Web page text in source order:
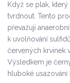
Když se plak ,
tvrdnout. Tento
převažují
k uvolňování
červených krvinek
Výsledkem je
hluboké